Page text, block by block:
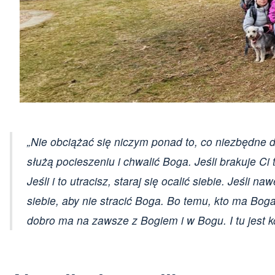
„Nie obciążać się niczym ponad to, co niezbędne
służą pocieszeniu i chwalić Boga. Jeśli brakuje
Jeśli i to utracisz, staraj się ocalić siebie. Jeśli
siebie, aby nie stracić Boga. Bo temu, kto ma
dobro ma na zawsze z Bogiem i w Bogu. I tu jest